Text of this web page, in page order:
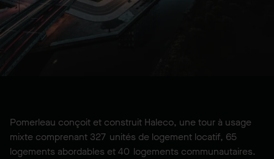
Pomerleau conçoit et construit Haleco, une tour à usage
mixte comprenant 327 unités de logement locatif, 65
logements abordables et 40 logements communautaires.